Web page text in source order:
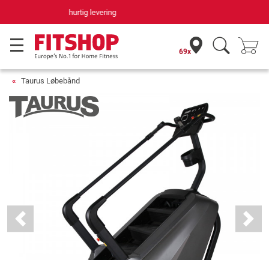
Din hjemmefitnessekspert gennem 42 år
69x
Taurus Løbebånd
Previous Next